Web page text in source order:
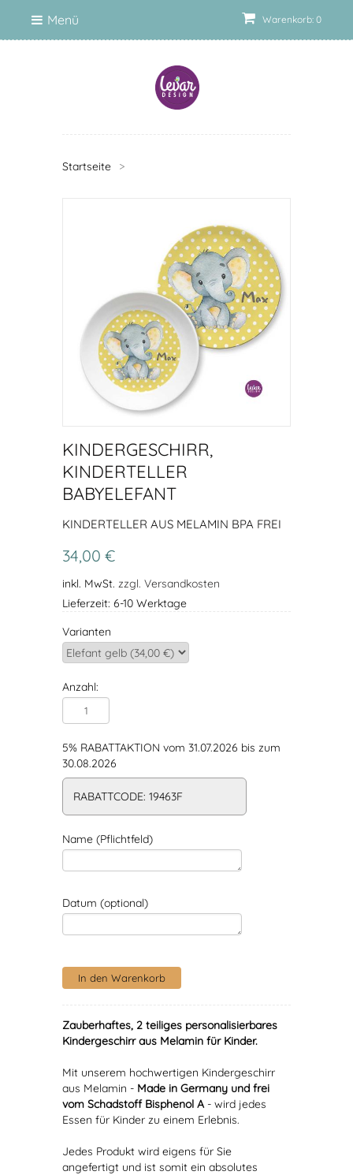
Warenkorb: 0
Menü
Startseite >
KINDERGESCHIRR,
KINDERTELLER
BABYELEFANT
KINDERTELLER AUS MELAMIN BPA FREI
34,00 €
inkl. MwSt. zzgl. Versandkosten
Lieferzeit: 6-10 Werktage
Varianten
Anzahl:
5% RABATTAKTION vom 31.07.2026 bis zum
30.08.2026
RABATTCODE: 19463F
Name (Pflichtfeld)
Datum (optional)
Zauberhaftes, 2 teiliges personalisierbares
Kindergeschirr aus Melamin für Kinder.
Mit unserem hochwertigen Kindergeschirr
aus Melamin - Made in Germany und frei
vom Schadstoff Bisphenol A- wird jedes
Essen für Kinder zu einem Erlebnis.
Jedes Produkt wird eigens für Sie
angefertigt und ist somit ein absolutes